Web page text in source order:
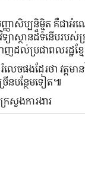
សិប្បនិម្មិត គឺជាអំណ
ទ្យាស្ថានដ៏ទំនើបរ
ដល់ប្រជាពលរដ្ឋខ្មែ
នរំលេចផងដែរថា វ
នបន្ថែមទៀត៕
រសួងការងារ